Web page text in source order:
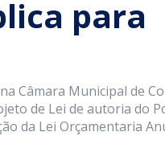
para
Câmara Municipal de
de Lei de autoria do
da Lei Orçamentaria